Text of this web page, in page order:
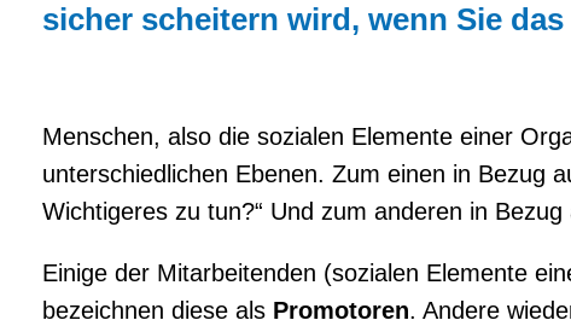
sicher scheitern wird, wenn Sie
Menschen, also die sozialen Elemente einer
unterschiedlichen Ebenen. Zum einen in Bezug
Wichtigeres zu tun?“ Und zum anderen in
Einige der Mitarbeitenden (sozialen Elemente
bezeichnen diese als Promotoren. Andere